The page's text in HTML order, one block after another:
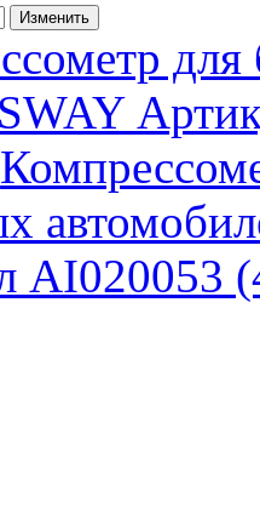
AI020053